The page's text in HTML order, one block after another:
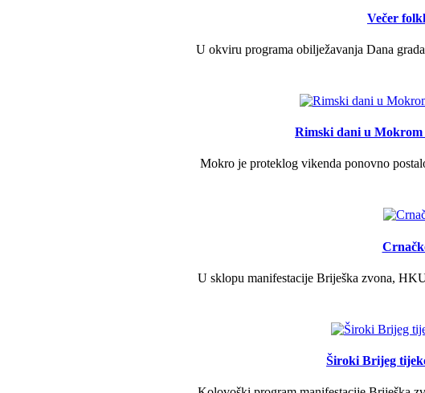
Večer
U okviru programa obilježavanja Dana
Rimski dani u Mokrom
Mokro je proteklog vikenda ponovno
U sklopu manifestacije Briješka zvona,
Široki Brijeg